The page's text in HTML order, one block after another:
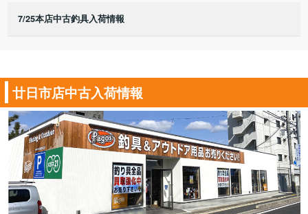
7/25本店中古釣具入荷情報
廿日市店中古入荷情報